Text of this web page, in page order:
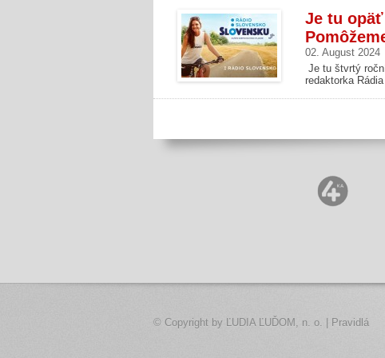
Je tu
02. August 2024
Je tu štvrtý
redaktorka
© Copyright by ĽUDIA ĽUĎOM, n. o. Pravidlá